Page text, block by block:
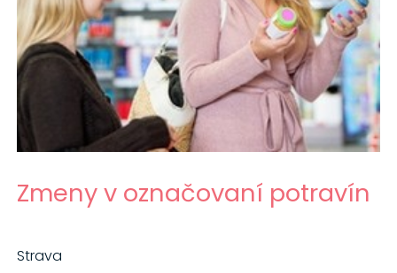
Zmeny v označovaní potravín
Strava